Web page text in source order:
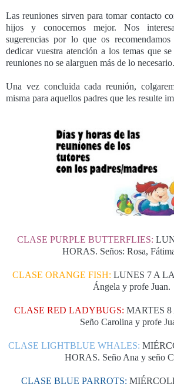
Las reuniones sirven para tomar contacto
hijos y conocernos mejor. Nos
sugerencias por lo que os
dedicar vuestra atención a los temas que
reuniones no se alarguen más de lo necesario.
Una vez concluida cada reunión,
misma para aquellos padres que les resulte
CLASE PURPLE BUTTERFLIES:
HORAS. Seños: Rosa,
CLASE ORANGE FISH: LUNES 7 A
Ángela y profe Juan.
CLASE RED LADYBUGS: MARTES
Seño Carolina y profe
CLASE LIGHTBLUE WHALES:
HORAS. Seño Ana y seño
CLASE BLUE PARROTS: